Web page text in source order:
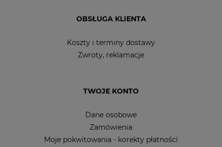
OBSŁUGA KLIENTA
Koszty i terminy dostawy
Zwroty, reklamacje
TWOJE KONTO
Dane osobowe
Zamówienia
Moje pokwitowania - korekty płatności